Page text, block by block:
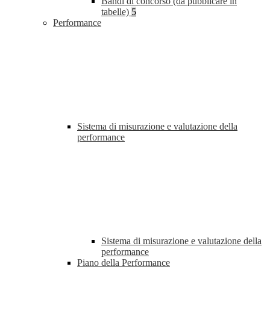
tabelle) 5
Performance
Sistema di misurazione e valutazione della
performance
Sistema di misurazione e valutazione della
performance
Piano della Performance